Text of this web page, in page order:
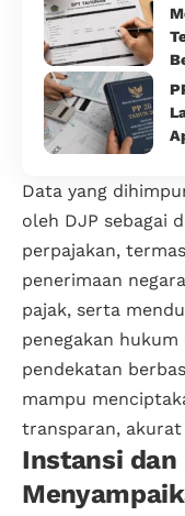
Data yang
oleh DJP sebagai
perpajakan,
penerimaan
pajak, serta
penegakan hukum
pendekatan
mampu
transparan,
Instansi dan